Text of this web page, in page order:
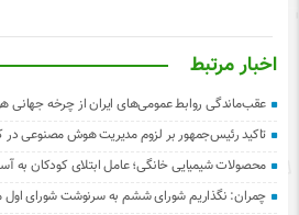
اخبار مرتبط
عقب‌ماندگی روابط عمومی‌های ایران از چرخه
تاکید رئیس‌جمهور بر لزوم مدیریت هوش مصنوعی
محصولات شیمیایی خانگی؛ عامل ابتلای کودکان به
چمران: نگذاریم شورای ششم به سرنوشت شورای اول